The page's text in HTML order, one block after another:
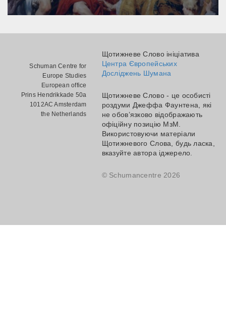
Schuman Centre for
Europe Studies
European office
Prins Hendrikkade 50a
1012AC Amsterdam
the Netherlands
Щотижневе Слово ініціатива
Центра Європейських
Досліджень Шумана
Щотижневе Слово - це особисті
роздуми Джеффа Фаунтена, які
не обов’язково відображають
офіційну позицію МзМ.
Використовуючи матеріали
Щотижневого Слова, будь ласка,
вказуйте автора іджерело.
© Schumancentre 2026